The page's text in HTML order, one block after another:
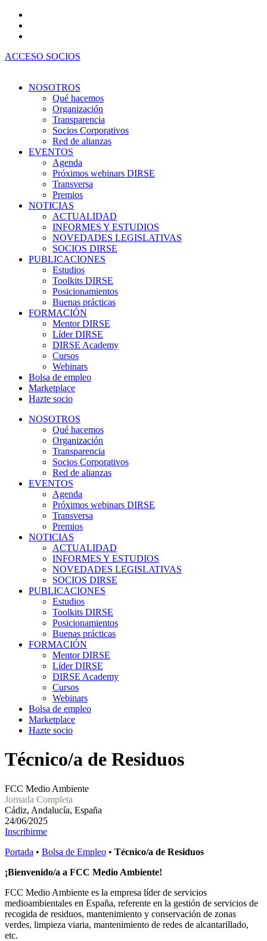
contenido
ACCESO SOCIOS
NOSOTROS
Qué hacemos
Organización
Transparencia
Socios Corporativos
Red de alianzas
EVENTOS
Agenda
Próximos webinars DIRSE
Transversa
Premios
NOTICIAS
ACTUALIDAD
INFORMES Y ESTUDIOS
NOVEDADES LEGISLATIVAS
SOCIOS DIRSE
PUBLICACIONES
Estudios
Toolkits DIRSE
Posicionamientos
Buenas prácticas
FORMACIÓN
Mentor DIRSE
Líder DIRSE
DIRSE Academy
Cursos
Webinars
Bolsa de empleo
Marketplace
Hazte socio
NOSOTROS
Qué hacemos
Organización
Transparencia
Socios Corporativos
Red de alianzas
EVENTOS
Agenda
Próximos webinars DIRSE
Transversa
Premios
NOTICIAS
ACTUALIDAD
INFORMES Y ESTUDIOS
NOVEDADES LEGISLATIVAS
SOCIOS DIRSE
PUBLICACIONES
Estudios
Toolkits DIRSE
Posicionamientos
Buenas prácticas
FORMACIÓN
Mentor DIRSE
Líder DIRSE
DIRSE Academy
Cursos
Webinars
Bolsa de empleo
Marketplace
Hazte socio
Técnico/a de Residuos
FCC Medio Ambiente
Jornada Completa
Cádiz, Andalucía, España
24/06/2025
Inscribirme
Portada • Bolsa de Empleo • Técnico/a de Residuos
¡Bienvenido/a a FCC Medio Ambiente!
FCC Medio Ambiente es la empresa líder de servicios
medioambientales en España, referente en la gestión de servicios de
recogida de residuos, mantenimiento y conservación de zonas
verdes, limpieza viaria, mantenimiento de redes de alcantarillado,
etc.